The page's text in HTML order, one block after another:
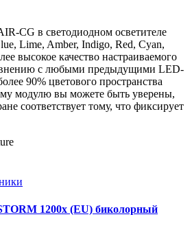
CG в светодиодном осветителе
Lime, Amber, Indigo, Red, Cyan,
высокое качество настраиваемого
с любыми предыдущими LED-
90% цветового пространства
модулю вы можете быть уверены,
соответствует тому, что фиксирует
1200x (EU) биколорный